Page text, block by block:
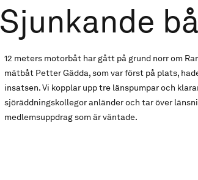
Sjunkande
12 meters motorbåt har gått på grund norr om
mätbåt Petter Gädda, som var först på plats,
insatsen. Vi kopplar upp tre länspumpar och
sjöräddningskollegor anländer och tar över
medlemsuppdrag som är väntade.